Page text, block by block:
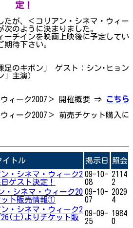
定！
たが、＜コリアン・シネマ・ウィー
次のように決まりました。
ーチインを映画上映後に予定してい
期待下さい。
足のキボン」 ゲスト：シン･ヒョン
主演）
ィーク2007＞ 開催概要 ⇒
こちら
ィーク2007＞ 前売チケット購入に
イトル 掲示日 照会
ン・シネマ・ウィーク2
ゲスト決定！
09-10-
08
2114
2
・シネマ・ウィーク20
ト販売情報①
09-10-
07
2029
4
ン・シネマ・ウィーク2
土)よりチケット販
09-09-
25
1984
0